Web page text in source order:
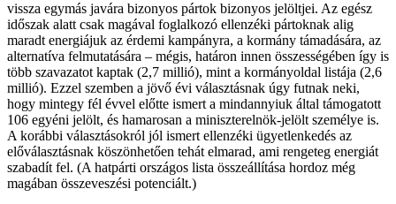
vissza egymás javára bizonyos pártok bizonyos jelöltjei. Az egész
időszak alatt csak magával foglalkozó ellenzéki pártoknak alig
maradt energiájuk az érdemi kampányra, a kormány támadására, az
alternatíva felmutatására – mégis, határon innen összességében így is
több szavazatot kaptak (2,7 millió), mint a kormányoldal listája (2,6
millió). Ezzel szemben a jövő évi választásnak úgy futnak neki,
hogy mintegy fél évvel előtte ismert a mindannyiuk által támogatott
106 egyéni jelölt, és hamarosan a miniszterelnök-jelölt személye is.
A korábbi választásokról jól ismert ellenzéki ügyetlenkedés az
előválasztásnak köszönhetően tehát elmarad, ami rengeteg energiát
szabadít fel. (A hatpárti országos lista összeállítása hordoz még
magában összeveszési potenciált.)